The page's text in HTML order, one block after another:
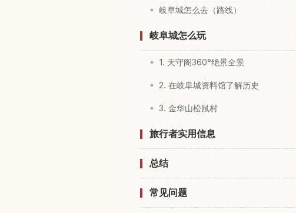
岐阜城怎么去（路线）
岐阜城怎么玩
1. 天守阁360°绝景全景
2. 在岐阜城资料馆了解历史
3. 金华山松鼠村
旅行者实用信息
总结
常见问题